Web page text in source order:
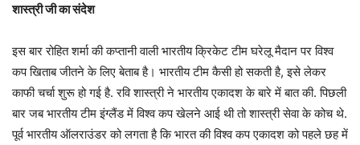
शास्त्री जी का संदेश
इस बार रोहित शर्मा की कप्तानी वाली भारतीय क्रिकेट टीम घरेलू मैदान पर विश्व
कप खिताब जीतने के लिए बेताब है। भारतीय टीम कैसी हो सकती है, इसे लेकर
काफी चर्चा शुरू हो गई है. रवि शास्त्री ने भारतीय एकादश के बारे में बात की. पिछली
बार जब भारतीय टीम इंग्लैंड में विश्व कप खेलने आई थी तो शास्त्री सेवा के कोच थे.
पूर्व भारतीय ऑलराउंडर को लगता है कि भारत की विश्व कप एकादश को पहले छह में